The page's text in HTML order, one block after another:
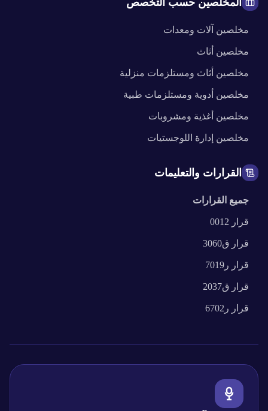
المخلصين حسب التخصص
مخلصين آلات ومعدات
مخلصين أثاث
مخلصين أثاث ومستلزمات منزلية
مخلصين أدوية ومستلزمات طبية
مخلصين أغذية ومشروبات
مخلصين إدارة اللوجستيات
القرارات والتعليمات
جميع القرارات
قرار 0012
قرار ق3060
قرار ر7019
قرار ق2037
قرار ر6702